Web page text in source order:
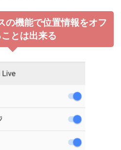
の機能で位置情報をオフ
とは出来る